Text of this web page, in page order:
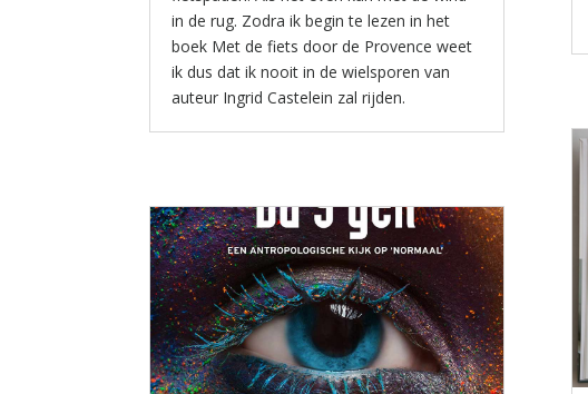
in de rug. Zodra ik begin te lezen in het
boek Met de fiets door de Provence weet
ik dus dat ik nooit in de wielsporen van
auteur Ingrid Castelein zal rijden.